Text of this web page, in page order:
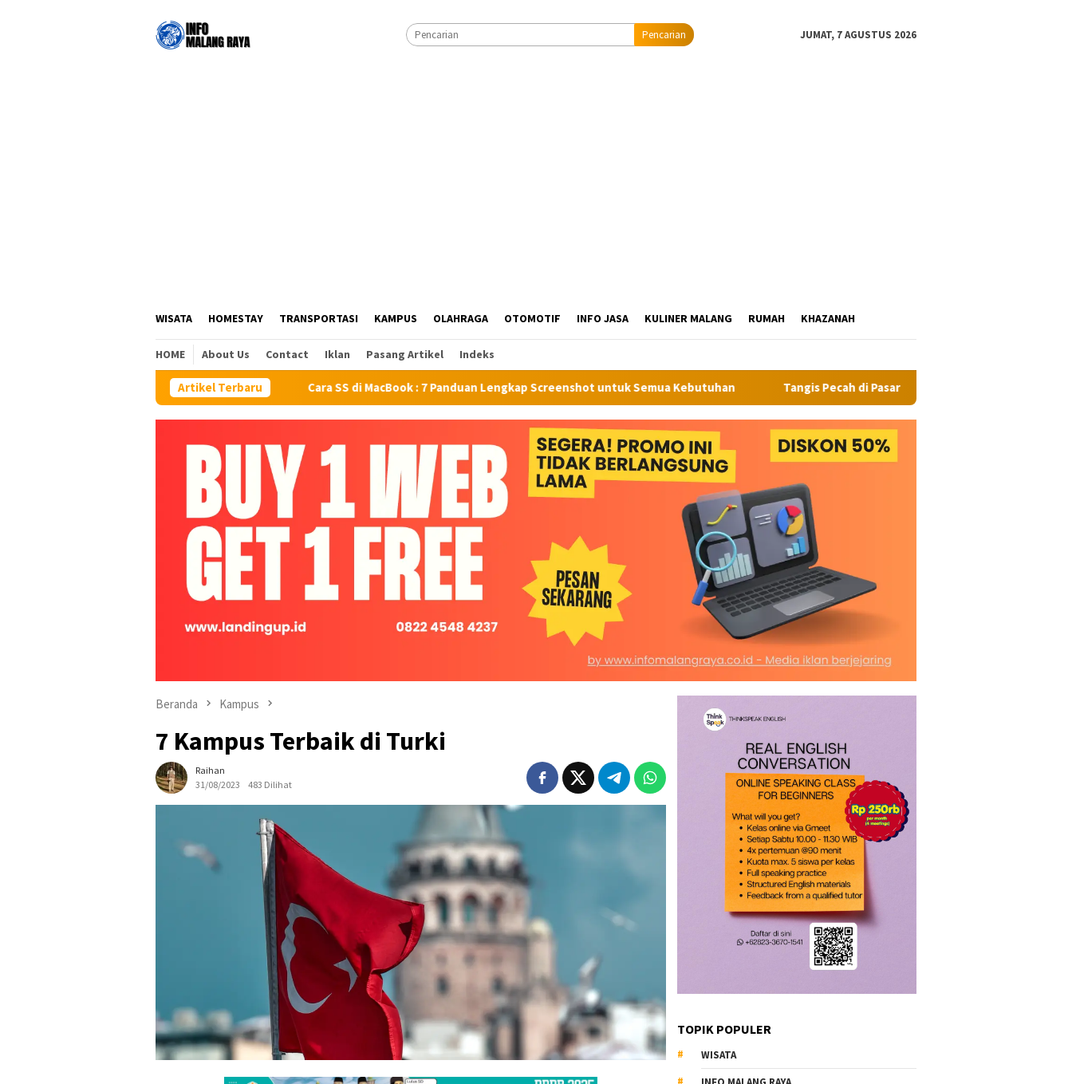
konten
Pencarian JUMAT, 7 AGUSTUS 2026
WISATA HOMESTAY TRANSPORTASI KAMPUS OLAHRAGA OTOMOTIF INFO JASA KULINER MALANG RUMAH KHAZANAH
HOME About Us Contact Iklan Pasang Artikel Indeks
Artikel Terbaru
Cara SS di MacBook : 7 Panduan Lengkap Screenshot untuk Semua Kebutuhan Tangis Pecah di Pasar Kaget Binjai: Emosi Seorang Wanita Berujung
Beranda Kampus
7 Kampus Terbaik di Turki
Raihan
31/08/2023
483 Dilihat
TOPIK POPULER
WISATA